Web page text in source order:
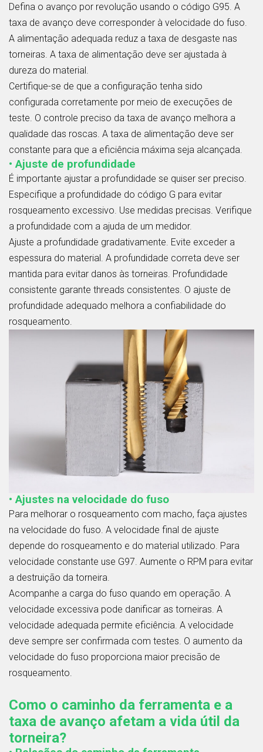
Defina o avanço por revolução usando o código G95. A
taxa de avanço deve corresponder à velocidade do fuso.
A alimentação adequada reduz a taxa de desgaste nas
torneiras. A taxa de alimentação deve ser ajustada à
dureza do material.
Certifique-se de que a configuração tenha sido
configurada corretamente por meio de execuções de
teste. O controle preciso da taxa de avanço melhora a
qualidade das roscas. A taxa de alimentação deve ser
constante para que a eficiência máxima seja alcançada.
• Ajuste de profundidade
É importante ajustar a profundidade se quiser ser preciso.
Especifique a profundidade do código G para evitar
rosqueamento excessivo. Use medidas precisas. Verifique
a profundidade com a ajuda de um medidor.
Ajuste a profundidade gradativamente. Evite exceder a
espessura do material. A profundidade correta deve ser
mantida para evitar danos às torneiras. Profundidade
consistente garante threads consistentes. O ajuste de
profundidade adequado melhora a confiabilidade do
rosqueamento.
• Ajustes na velocidade do fuso
Para melhorar o rosqueamento com macho, faça ajustes
na velocidade do fuso. A velocidade final de ajuste
depende do rosqueamento e do material utilizado. Para
velocidade constante use G97. Aumente o RPM para evitar
a destruição da torneira.
Acompanhe a carga do fuso quando em operação. A
velocidade excessiva pode danificar as torneiras. A
velocidade adequada permite eficiência. A velocidade
deve sempre ser confirmada com testes. O aumento da
velocidade do fuso proporciona maior precisão de
rosqueamento.
Como o caminho da ferramenta e a
taxa de avanço afetam a vida útil da
torneira?